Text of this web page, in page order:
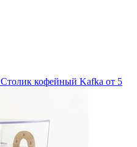
Столик кофейный Kafka от 5